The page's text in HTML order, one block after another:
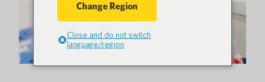
Change Region
Close and do not switch
language/region